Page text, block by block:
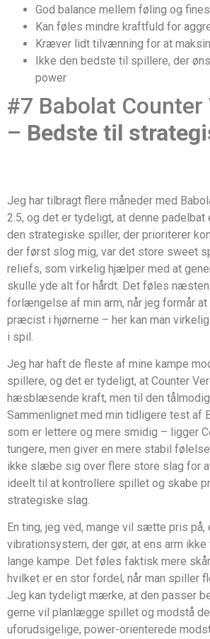
God balance mellem føling og
Kan føles mindre kraftfuld for
Kræver lidt tilvænning for at
Ikke den bedste til spillere, der
power
#7 Babolat Counter
– Bedste til
Jeg har tilbragt flere måneder med
2.5, og det er tydeligt, at denne
den strategiske spiller, der prioriterer
der først slog mig, var det store sweet
reliefs, som virkelig hjælper med at
skulle yde alt for hårdt. Det føles
forlængelse af min arm, når jeg formår
præcist i hjørnerne – her kan man
i spil.
Jeg har haft de fleste af mine kampe
spillere, og det er tydeligt, at Counter
hæsblæsende kraft, men til den
Sammenlignet med min tidligere test af
som er lettere og mere smidig – ligger
tungere, men giver en mere stabil
ikke slæbe sig over flere store slag for
ideelt til at kontrollere spillet og skabe
strategiske slag.
En ting, jeg ved, mange vil sætte pris på,
vibrationsystem, der gør, at ens arm
lange kampe. Det føles faktisk mere
hvilket er en stor fordel, når man spiller
Jeg kan tydeligt mærke, at den passer
gerne vil planlægge spillet og modstå
uforudsigelige, power-orienterede